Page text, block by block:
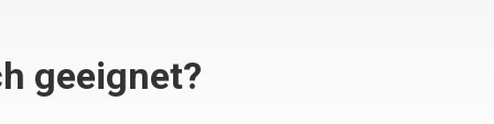
geeignet?